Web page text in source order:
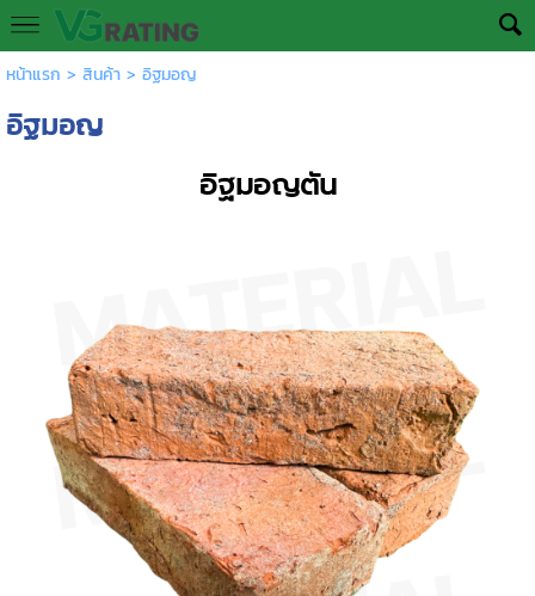
หน้าแรก > สินค้า> อิฐมอญ
อิฐมอญ
อิฐมอญตัน